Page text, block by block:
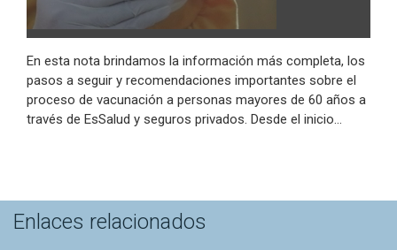
En esta nota brindamos la información más completa, los
pasos a seguir y recomendaciones importantes sobre el
proceso de vacunación a personas mayores de 60 años a
través de EsSalud y seguros privados. Desde el inicio…
Enlaces relacionados